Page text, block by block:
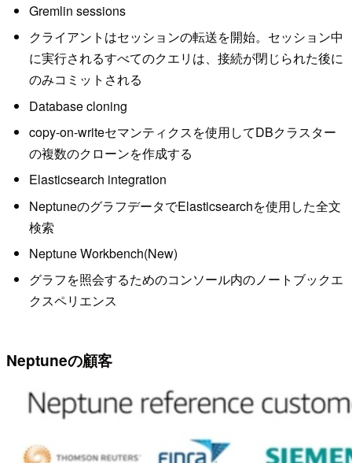
Gremlin sessions
クライアントはセッションの転送を開始。セッション中
に実行されるすべてのクエリは、接続が閉じられた後に
のみコミットされる
Database cloning
copy-on-writeセマンティクスを使用してDBクラスター
の複数のクローンを作成する
Elasticsearch integration
NeptuneのグラフデータでElasticsearchを使用した全文
検索
Neptune Workbench(New)
グラフを照会するためのコンソール内のノートブックエ
クスペリエンス
Neptuneの顧客